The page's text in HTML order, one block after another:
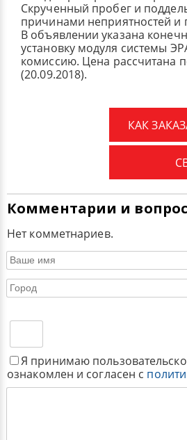
Скрученный пробег и
причинами неприятностей и
В объявлении указана
установку модуля системы
комиссию. Цена рассчитана
(20.09.2018).
КАК
Комментарии и
Нет комметнариев.
Я принимаю
ознакомлен и согласен с